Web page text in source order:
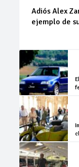
Adiós Alex
ejemplo de